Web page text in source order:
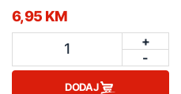
6,95 KM
1
+
-
DODAJ